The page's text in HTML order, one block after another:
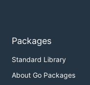
Packages
Standard Library
About Go Packages